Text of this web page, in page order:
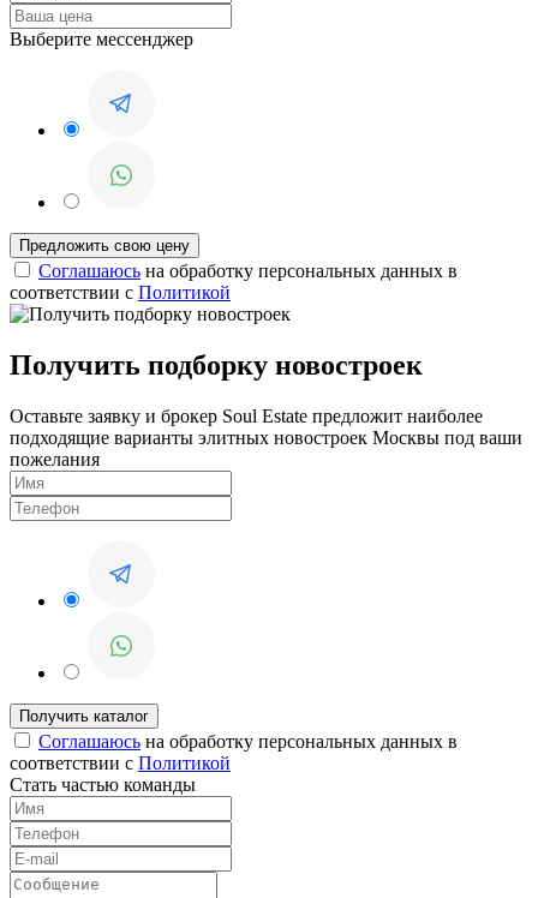
Выберите мессенджер
Соглашаюсь на обработку персональных данных в
соответствии с Политикой
Получить подборку новостроек
Оставьте заявку и брокер Soul Estate предложит наиболее
подходящие варианты элитных новостроек Москвы под ваши
пожелания
Соглашаюсь на обработку персональных данных в
соответствии с Политикой
Стать частью команды